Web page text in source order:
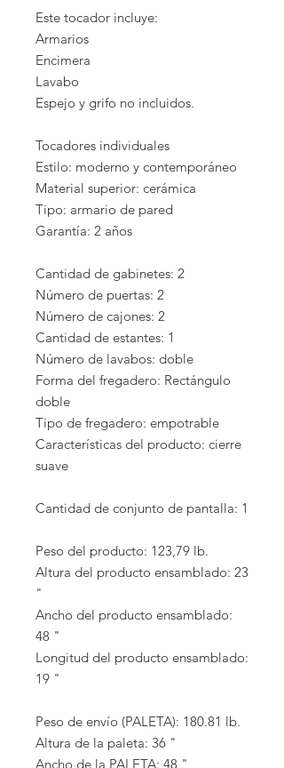
Este tocador incluye:
Armarios
Encimera
Lavabo
Espejo y grifo no incluidos.
Tocadores individuales
Estilo: moderno y contemporáneo
Material superior: cerámica
Tipo: armario de pared
Garantía: 2 años
Cantidad de gabinetes: 2
Número de puertas: 2
Número de cajones: 2
Cantidad de estantes: 1
Número de lavabos: doble
Forma del fregadero: Rectángulo
doble
Tipo de fregadero: empotrable
Características del producto: cierre
suave
Cantidad de conjunto de pantalla: 1
Peso del producto: 123,79 lb.
Altura del producto ensamblado: 23
"
Ancho del producto ensamblado:
48 "
Longitud del producto ensamblado:
19 "
Peso de envío (PALETA): 180.81 lb.
Altura de la paleta: 36 "
Ancho de la PALETA: 48 "